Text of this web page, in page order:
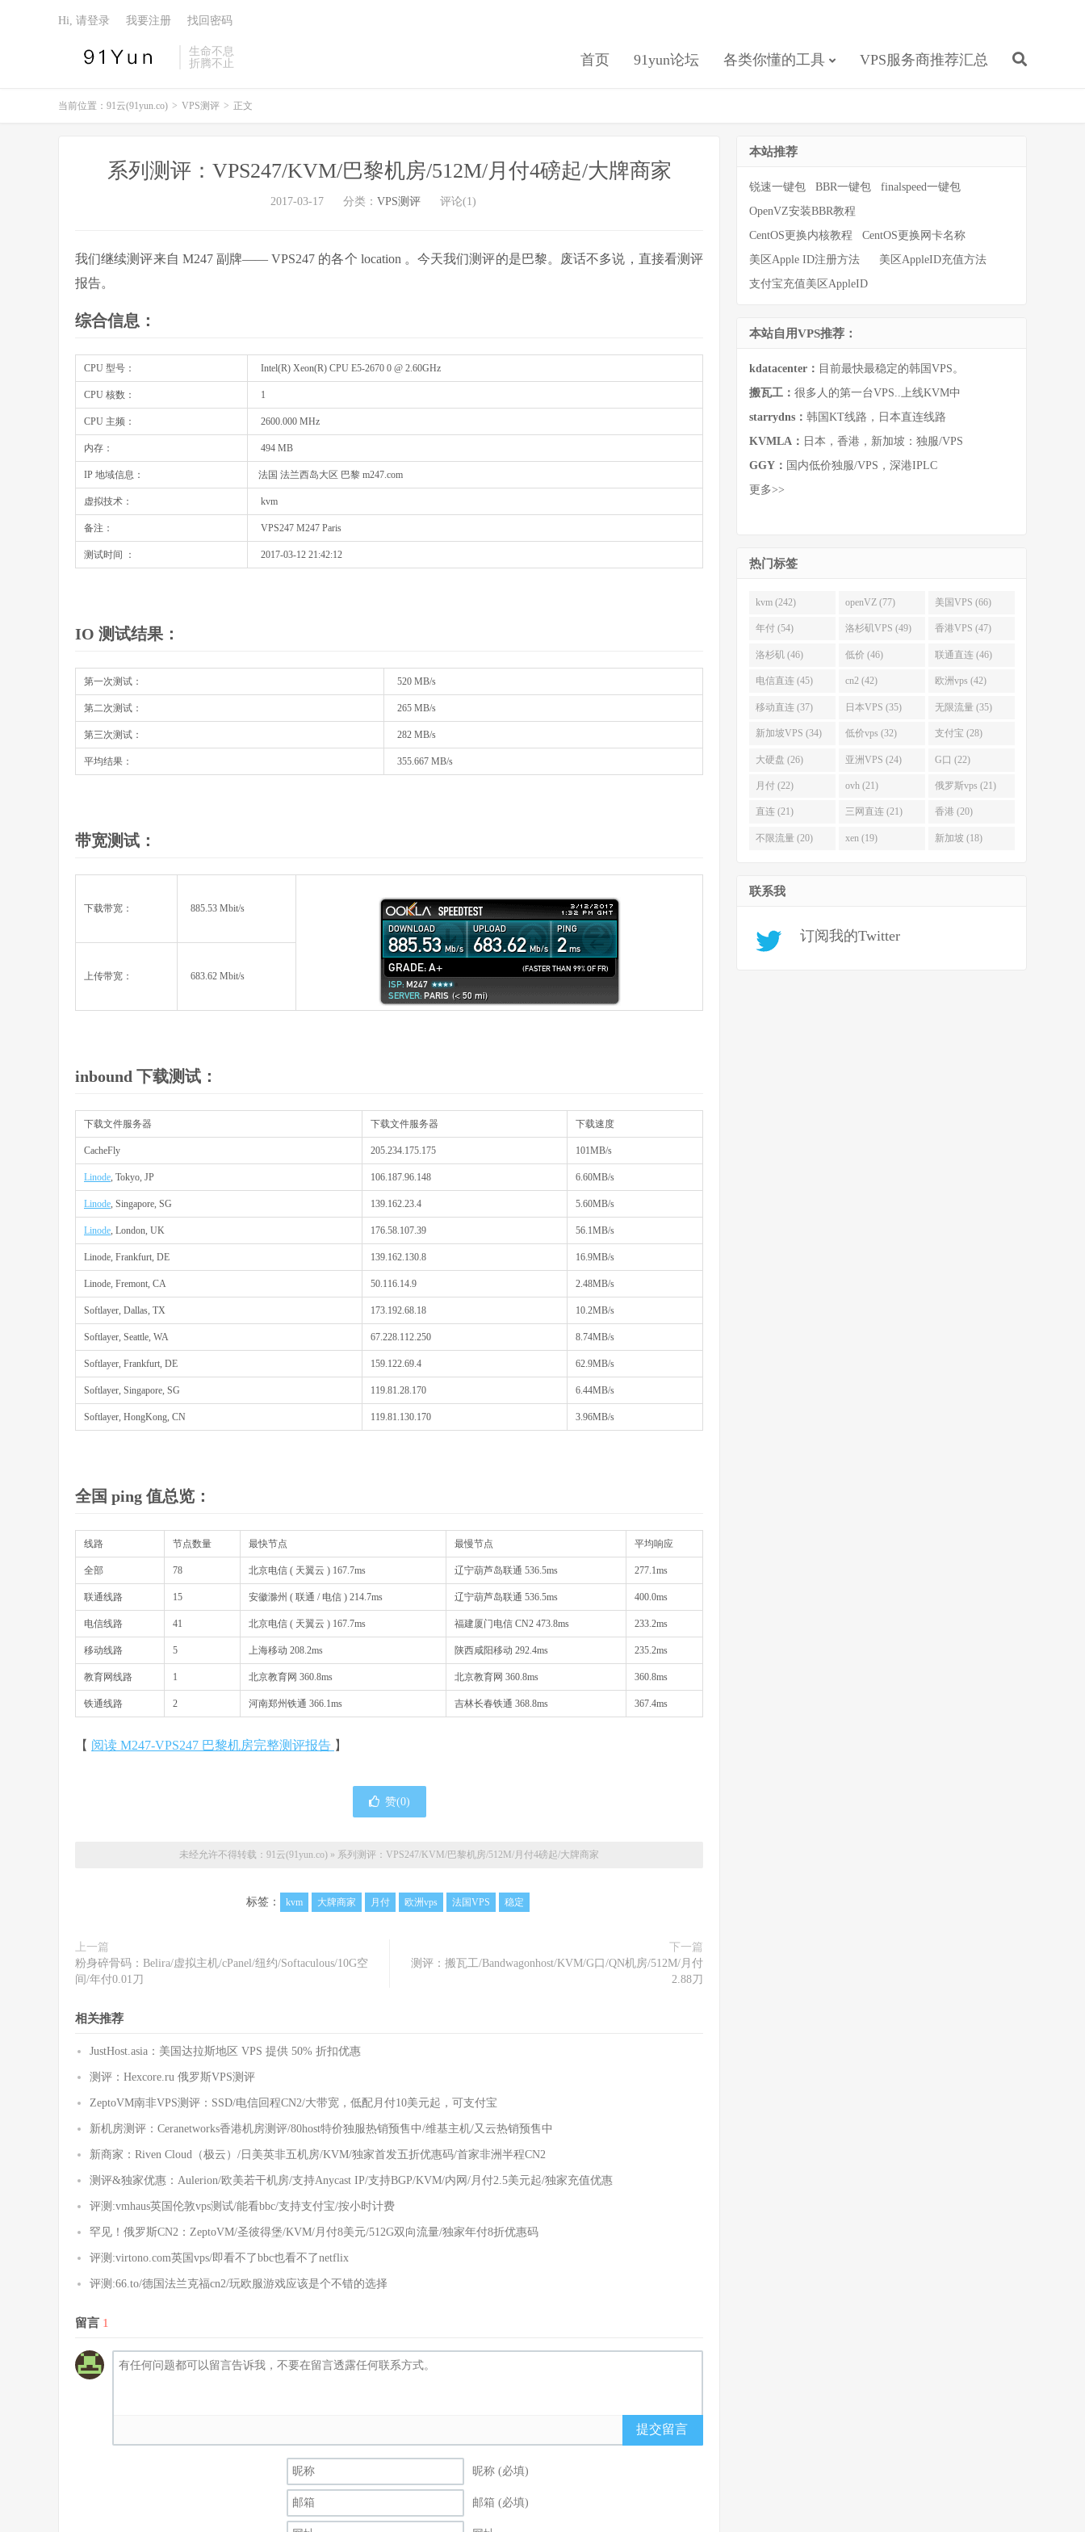
生命不息
折腾不止
首页 91yun论坛 各类你懂的工具 VPS服务商推荐汇总
Hi, 请登录 我要注册 找回密码
当前位置： 91云(91yun.co) > VPS测评 > 正文
系列测评：VPS247/KVM/巴黎机房/512M/月付4磅起/大牌商家
2017-03-17 分类： VPS测评 评论(1)
我们继续测评来自 M247 副牌—— VPS247 的各个 location 。今天我们测评的是巴黎。废话不多说，直接看测评
报告。
综合信息：
CPU 型号： Intel(R) Xeon(R) CPU E5-2670 0 @ 2.60GHz
CPU 核数： 1
CPU 主频： 2600.000 MHz
内存： 494 MB
IP 地域信息： 法国 法兰西岛大区 巴黎 m247.com
虚拟技术： kvm
备注： VPS247 M247 Paris
测试时间 ： 2017-03-12 21:42:12
IO 测试结果：
第一次测试： 520 MB/s
第二次测试： 265 MB/s
第三次测试： 282 MB/s
平均结果： 355.667 MB/s
带宽测试：
下载带宽： 885.53 Mbit/s
上传带宽： 683.62 Mbit/s
inbound 下载测试：
下载文件服务器 下载文件服务器 下载速度
CacheFly 205.234.175.175 101MB/s
Linode, Tokyo, JP 106.187.96.148 6.60MB/s
Linode, Singapore, SG 139.162.23.4 5.60MB/s
Linode, London, UK 176.58.107.39 56.1MB/s
Linode, Frankfurt, DE 139.162.130.8 16.9MB/s
Linode, Fremont, CA 50.116.14.9 2.48MB/s
Softlayer, Dallas, TX 173.192.68.18 10.2MB/s
Softlayer, Seattle, WA 67.228.112.250 8.74MB/s
Softlayer, Frankfurt, DE 159.122.69.4 62.9MB/s
Softlayer, Singapore, SG 119.81.28.170 6.44MB/s
Softlayer, HongKong, CN 119.81.130.170 3.96MB/s
全国 ping 值总览：
线路 节点数量 最快节点 最慢节点 平均响应
全部 78 北京电信 ( 天翼云 ) 167.7ms 辽宁葫芦岛联通 536.5ms 277.1ms
联通线路 15 安徽滁州 ( 联通 / 电信 ) 214.7ms 辽宁葫芦岛联通 536.5ms 400.0ms
电信线路 41 北京电信 ( 天翼云 ) 167.7ms 福建厦门电信 CN2 473.8ms 233.2ms
移动线路 5 上海移动 208.2ms 陕西咸阳移动 292.4ms 235.2ms
教育网线路 1 北京教育网 360.8ms 北京教育网 360.8ms 360.8ms
铁通线路 2 河南郑州铁通 366.1ms 吉林长春铁通 368.8ms 367.4ms
【 阅读 M247-VPS247 巴黎机房完整测评报告 】
赞(0)
未经允许不得转载： 91云(91yun.co) » 系列测评：VPS247/KVM/巴黎机房/512M/月付4磅起/大牌商家
标签： kvm 大牌商家 月付 欧洲vps 法国VPS 稳定
上一篇
粉身碎骨码：Belira/虚拟主机/cPanel/纽约/Softaculous/10G空
间/年付0.01刀
下一篇
测评：搬瓦工/Bandwagonhost/KVM/G口/QN机房/512M/月付
2.88刀
相关推荐
JustHost.asia：美国达拉斯地区 VPS 提供 50% 折扣优惠
测评：Hexcore.ru 俄罗斯VPS测评
ZeptoVM南非VPS测评：SSD/电信回程CN2/大带宽，低配月付10美元起，可支付宝
新机房测评：Ceranetworks香港机房测评/80host特价独服热销预售中/维基主机/又云热销预售中
新商家：Riven Cloud（极云）/日美英非五机房/KVM/独家首发五折优惠码/首家非洲半程CN2
测评&独家优惠：Aulerion/欧美若干机房/支持Anycast IP/支持BGP/KVM/内网/月付2.5美元起/独家充值优惠
评测:vmhaus英国伦敦vps测试/能看bbc/支持支付宝/按小时计费
罕见！俄罗斯CN2：ZeptoVM/圣彼得堡/KVM/月付8美元/512G双向流量/独家年付8折优惠码
评测:virtono.com英国vps/即看不了bbc也看不了netflix
评测:66.to/德国法兰克福cn2/玩欧服游戏应该是个不错的选择
留言 1
提交留言
昵称 (必填)
邮箱 (必填)
本站推荐
锐速一键包 BBR一键包
finalspeed一键包
OpenVZ安装BBR教程
CentOS更换内核教程
CentOS更换网卡名称
美区Apple ID注册方法
美区AppleID充值方法
支付宝充值美区AppleID
本站自用VPS推荐：
kdatacenter： 目前最快最稳定的韩国VPS。
搬瓦工： 很多人的第一台VPS..上线KVM中
starrydns： 韩国KT线路，日本直连线路
KVMLA： 日本，香港，新加坡：独服/VPS
GGY： 国内低价独服/VPS，深港IPLC
更多>>
热门标签
kvm (242) openVZ (77) 美国VPS (66)
年付 (54) 洛杉矶VPS (49) 香港VPS (47)
洛杉矶 (46) 低价 (46) 联通直连 (46)
电信直连 (45) cn2 (42) 欧洲vps (42)
移动直连 (37) 日本VPS (35) 无限流量 (35)
新加坡VPS (34) 低价vps (32) 支付宝 (28)
大硬盘 (26) 亚洲VPS (24) G口 (22)
月付 (22) ovh (21) 俄罗斯vps (21)
直连 (21) 三网直连 (21) 香港 (20)
不限流量 (20) xen (19) 新加坡 (18)
联系我
订阅我的Twitter